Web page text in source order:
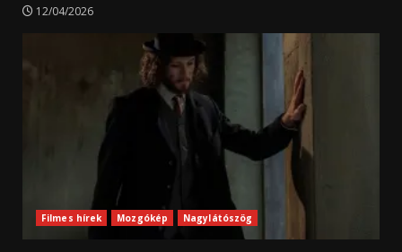
12/04/2026
Filmes hírek Mozgókép Nagylátószög